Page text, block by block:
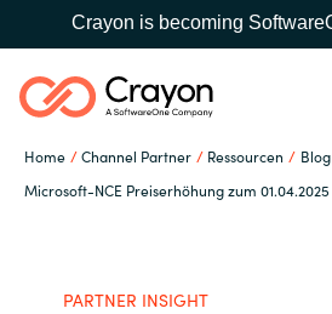
Crayon is becoming
Home Channel Partner Ressourcen
Blog
Microsoft-NCE Preiserhöhung zum 01.04.2025
Suchen
Unsere Expertise
PARTNER INSIGHT